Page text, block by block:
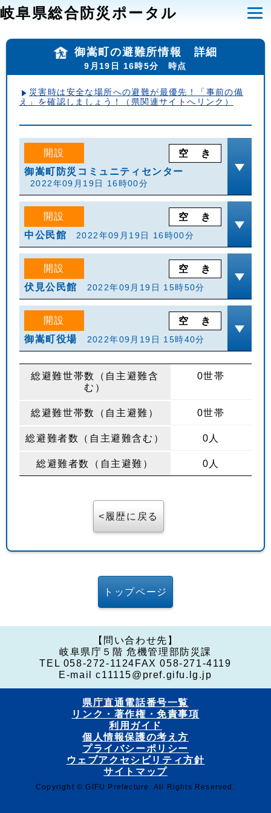
岐阜県総合防災ポータル
御嵩町の避難所情報 詳細
9月19日 16時5分 時点
災害時は安全な場所への避難が最優先！「事前の備
え」を確認しましょう！（県関連サイトへリンク）
開設
御嵩町防災コミュニティセンター
2022年09月19日 16時00分
空 き
開設
中公民館
2022年09月19日 16時00分
空 き
開設
伏見公民館
2022年09月19日 15時50分
空 き
開設
御嵩町役場
2022年09月19日 15時40分
空 き
総避難世帯数（自主避難含
む）
0世帯
総避難世帯数（自主避難） 0世帯
総避難者数（自主避難含む） 0人
総避難者数（自主避難） 0人
履歴に戻る
トップページ
【問い合わせ先】
岐阜県庁５階 危機管理部防災課
TEL 058-272-1124 FAX 058-271-4119
E-mail c11115@pref.gifu.lg.jp
県庁直通電話番号一覧
リンク・著作権・免責事項
利用ガイド
個人情報保護の考え方
プライバシーポリシー
ウェブアクセシビリティ方針
サイトマップ
Copyright © GIFU Prefecture. All Rights Reserved.